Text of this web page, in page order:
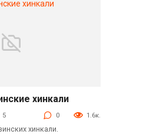
хинкали
5 0 1.6к.
хинкали.